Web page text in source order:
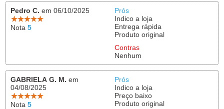
Pedro C. em 06/10/2025
Nota 5
Prós
Indico a loja
Entrega rápida
Produto original
Contras
Nenhum
GABRIELA G. M. em
04/08/2025
Nota 5
Prós
Indico a loja
Preço baixo
Produto original